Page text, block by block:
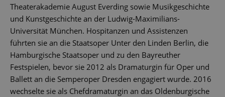
Theaterakademie August Everding sowie Musikgeschichte
und Kunstgeschichte an der Ludwig-Maximilians-
Universität München. Hospitanzen und Assistenzen
führten sie an die Staatsoper Unter den Linden Berlin, die
Hamburgische Staatsoper und zu den Bayreuther
Festspielen, bevor sie 2012 als Dramaturgin für Oper und
Ballett an die Semperoper Dresden engagiert wurde. 2016
wechselte sie als Chefdramaturgin an das Oldenburgische